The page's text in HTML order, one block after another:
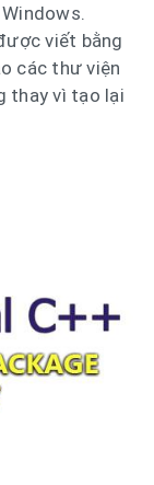
viết bằng
các thư viện
thay vì tạo lại